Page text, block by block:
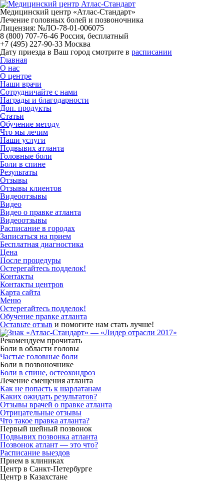
Медицинский центр «Атлас-Стандарт»
Лечение головных болей и позвоночника
Лицензия: №ЛО-78-01-006075
8 (800) 707-76-46 Россия, бесплатный
+7 (495) 227-90-33 Москва
Дату приезда в Ваш город смотрите в расписании
Главная
О нас
О центре
Наши врачи
Сотрудничайте с нами
Награды и благодарности
Доп. продукты
Статьи
Обучение методу
Что мы лечим
Наши услуги
Подвывих атланта
Головные боли
Боли в спине
Результаты
Отзывы
Отзывы клиентов
Видеоотзывы
Видео
Видео о правке атланта
Видеоотзывы
Расписание в городах
Записаться на прием
Бесплатная диагностика
Цена
После процедуры
Остерегайтесь подделок!
Контакты
Контакты центров
Карта сайта
Меню
Остерегайтесь подделок!
Обучение правке атланта
Оставьте отзыв и помогите нам стать лучше!
Рекомендуем прочитать
Боли в области головы
Частые головные боли
Боли в позвоночнике
Боли в спине, остеохондроз
Лечение смещения атланта
Как не попасть к шарлатанам
Каких ожидать результатов?
Отзывы врачей о правке атланта
Отрицательные отзывы
Что такое правка атланта?
Первый шейный позвонок
Подвывих позвонка атланта
Позвонок атлант — это что?
Расписание выездов
Прием в клиниках
Центр в Санкт-Петербурге
Центр в Казахстане